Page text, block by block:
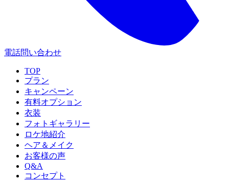
電話問い合わせ
TOP
プラン
キャンペーン
有料オプション
衣装
フォトギャラリー
ロケ地紹介
ヘア＆メイク
お客様の声
Q&A
コンセプト